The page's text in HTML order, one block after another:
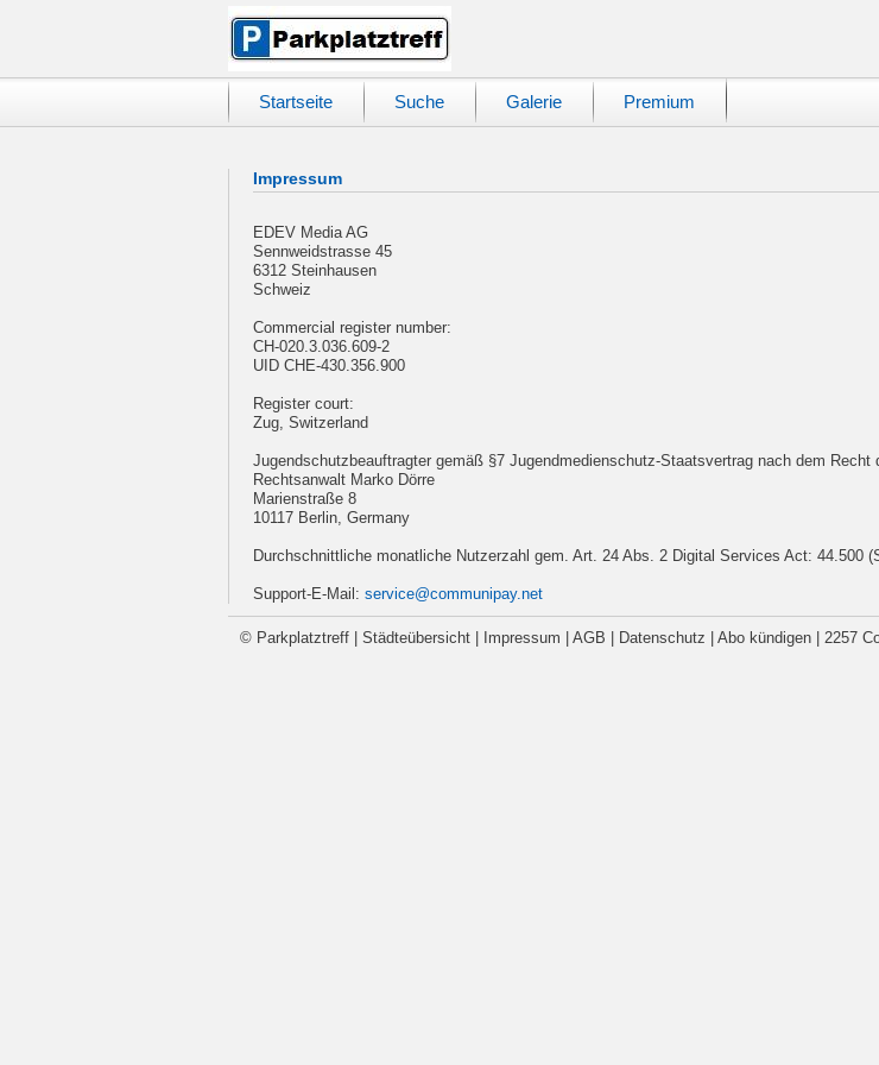
Startseite Suche Galerie Premium
Impressum
EDEV Media AG
Sennweidstrasse 45
6312 Steinhausen
Schweiz
Commercial register number:
CH-020.3.036.609-2
UID CHE-430.356.900
Register court:
Zug, Switzerland
Jugendschutzbeauftragter gemäß §7 Jugendmedienschutz-Staatsvertrag nach dem Recht
Rechtsanwalt Marko Dörre
Marienstraße 8
10117 Berlin, Germany
Durchschnittliche monatliche Nutzerzahl gem. Art. 24 Abs. 2 Digital Services Act: 44.500
Support-E-Mail: service@communipay.net
© Parkplatztreff | Städteübersicht Impressum AGB Datenschutz Abo kündigen 2257